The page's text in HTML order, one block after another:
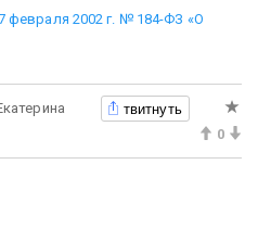
февраля 2002 г. № 184-ФЗ «О
твитнуть
0